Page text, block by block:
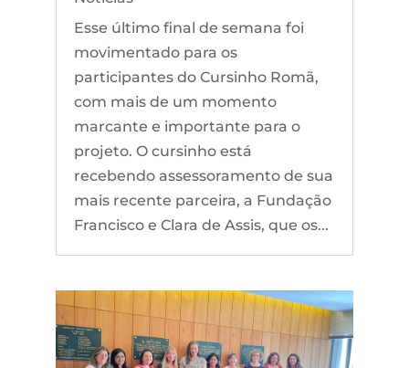
Esse último final de semana foi
movimentado para os
participantes do Cursinho Romã,
com mais de um momento
marcante e importante para o
projeto. O cursinho está
recebendo assessoramento de sua
mais recente parceira, a Fundação
Francisco e Clara de Assis, que os...